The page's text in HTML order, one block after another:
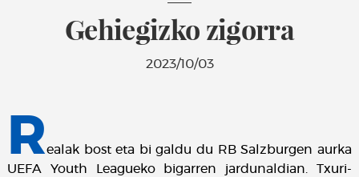
Gehiegizko zigorra
2023/10/03
Realak bost eta bi galdu du RB Salzburgen aurka
UEFA Youth Leagueko bigarren jardunaldian. Txuri-